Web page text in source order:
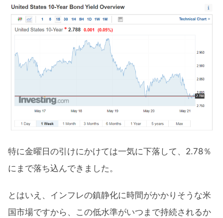
特に金曜日の引けにかけては一気に下落して、2.78％
にまで落ち込んできました。
とはいえ、インフレの鎮静化に時間がかかりそうな米
国市場ですから、この低水準がいつまで持続されるか